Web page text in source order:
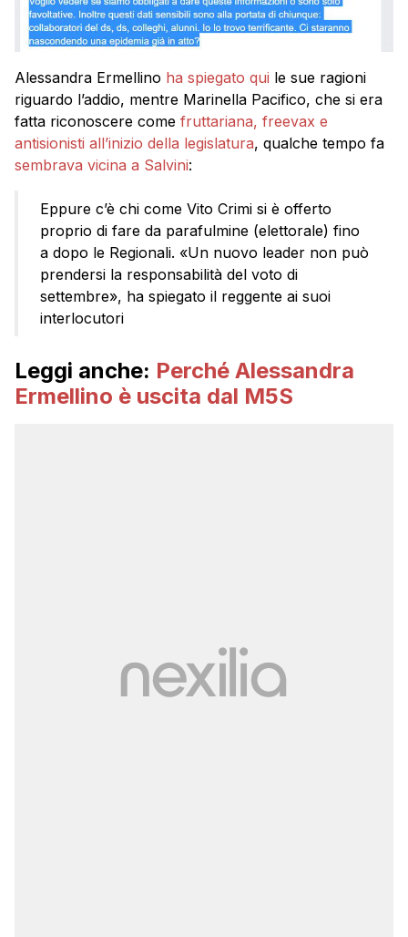
Alessandra Ermellino ha spiegato qui le sue ragioni
riguardo l’addio, mentre Marinella Pacifico, che si era
fatta riconoscere come fruttariana, freevax e
antisionisti all’inizio della legislatura, qualche tempo fa
sembrava vicina a Salvini:
Eppure c’è chi come Vito Crimi si è offerto
proprio di fare da parafulmine (elettorale) fino
a dopo le Regionali. «Un nuovo leader non può
prendersi la responsabilità del voto di
settembre», ha spiegato il reggente ai suoi
interlocutori
Leggi anche: Perché Alessandra
Ermellino è uscita dal M5S